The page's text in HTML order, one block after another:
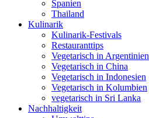
Spanien
Thailand
Kulinarik
Kulinarik-Festivals
Restauranttips
Vegetarisch in Argentinien
Vegetarisch in China
Vegetarisch in Indonesien
Vegetarisch in Kolumbien
vegetarisch in Sri Lanka
Nachhaltigkeit